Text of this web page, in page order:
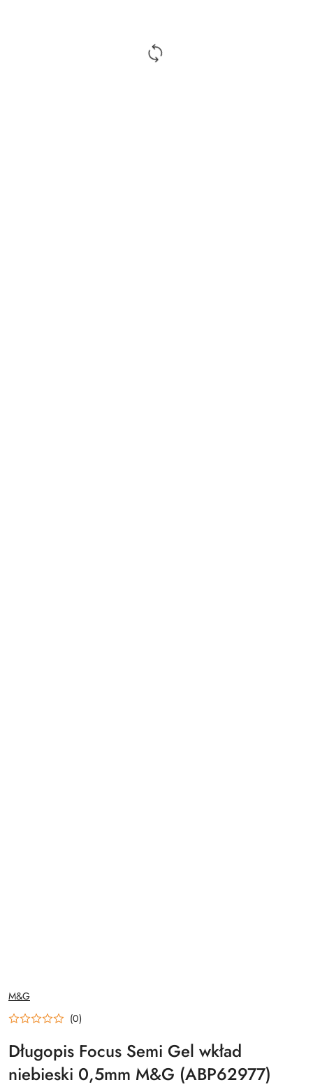
NAZWA
PRODUCENTA:
M&G
(0)
Długopis Focus Semi Gel wkład
niebieski 0,5mm M&G (ABP62977)